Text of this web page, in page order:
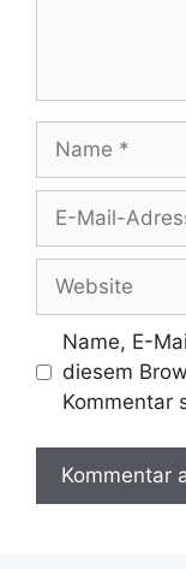
Mail-
Adresse
Name, E-
diesem
Kommentar